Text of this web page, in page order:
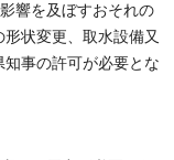
響を及ぼすおそれの
状変更、取水設備又
事の許可が必要とな